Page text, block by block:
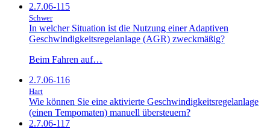
2.7.06-115
Schwer
In welcher Situation ist die Nutzung einer Adaptiven
Geschwindigkeitsregelanlage (AGR) zweckmäßig?
Beim Fahren auf…
2.7.06-116
Hart
Wie können Sie eine aktivierte Geschwindigkeitsregelanlage
(einen Tempomaten) manuell übersteuern?
2.7.06-117